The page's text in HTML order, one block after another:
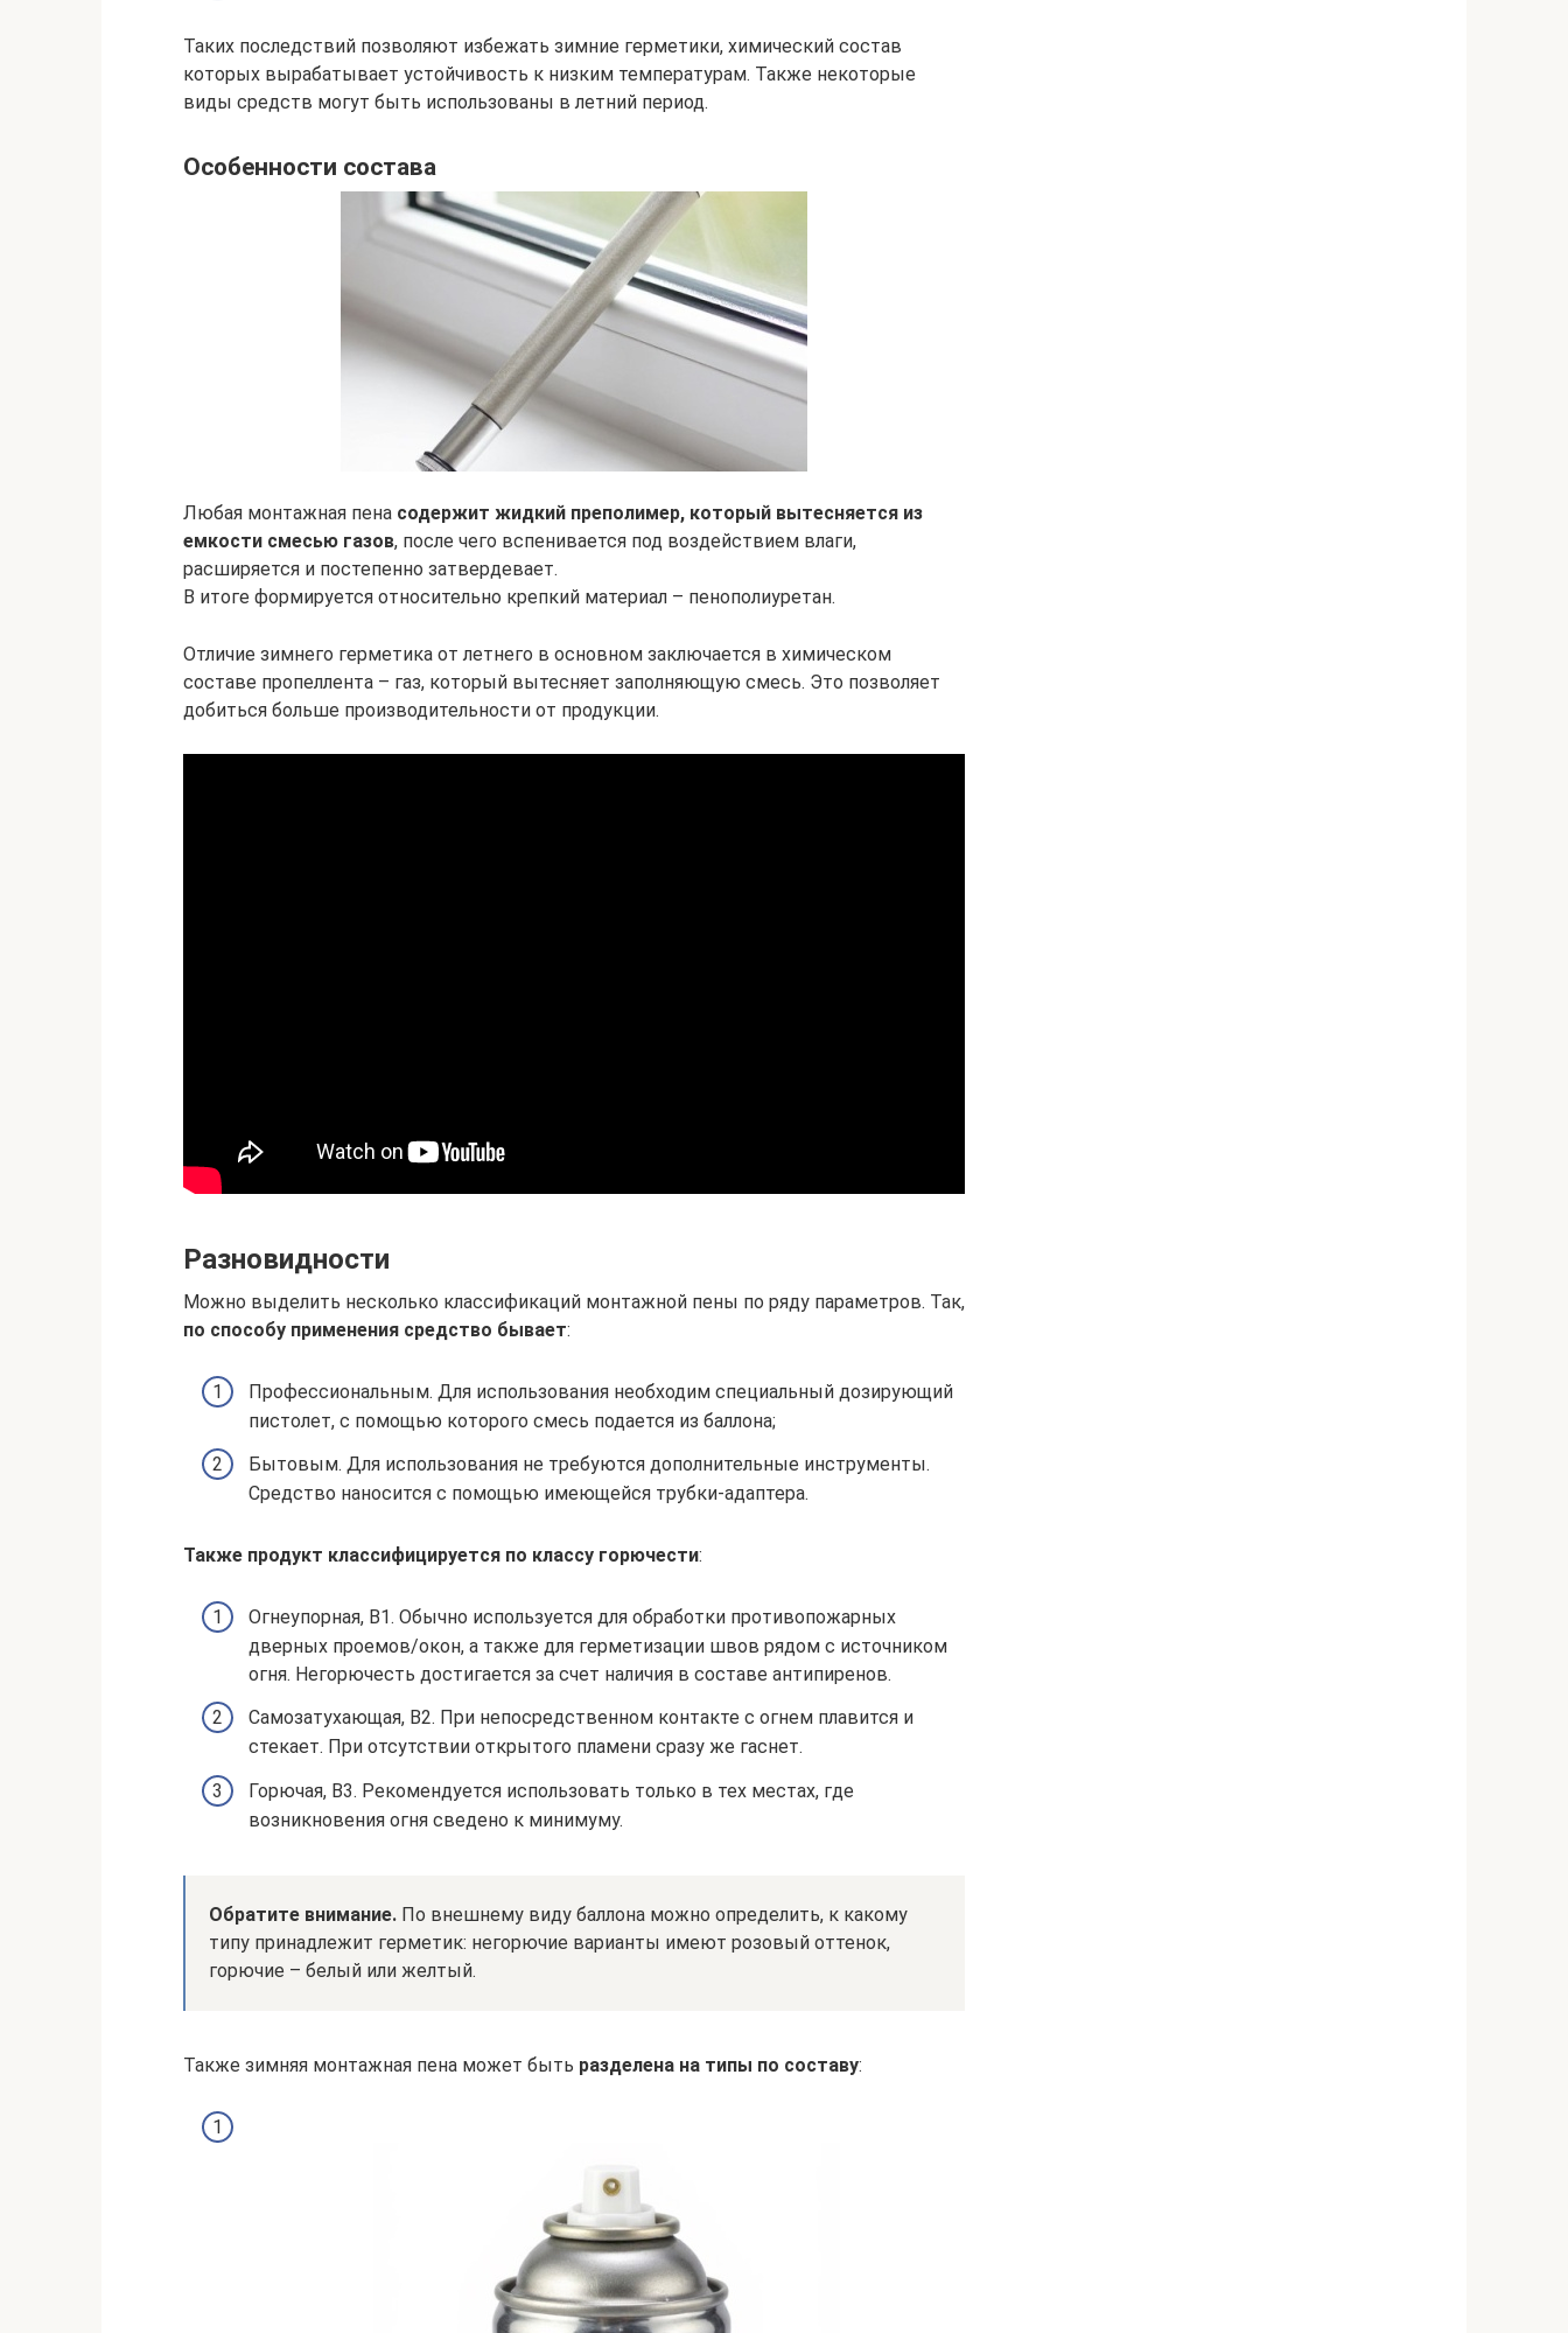
Таких последствий позволяют избежать зимние герметики, химический состав
которых вырабатывает устойчивость к низким температурам. Также некоторые
виды средств могут быть использованы в летний период.
Особенности состава
Любая монтажная пена содержит жидкий преполимер, который вытесняется из
емкости смесью газов, после чего вспенивается под воздействием влаги,
расширяется и постепенно затвердевает.
В итоге формируется относительно крепкий материал – пенополиуретан.
Отличие зимнего герметика от летнего в основном заключается в химическом
составе пропеллента – газ, который вытесняет заполняющую смесь. Это позволяет
добиться больше производительности от продукции.
Разновидности
Можно выделить несколько классификаций монтажной пены по ряду параметров. Так,
по способу применения средство бывает:
Профессиональным. Для использования необходим специальный дозирующий
пистолет, с помощью которого смесь подается из баллона;
Бытовым. Для использования не требуются дополнительные инструменты.
Средство наносится с помощью имеющейся трубки-адаптера.
Также продукт классифицируется по классу горючести:
Огнеупорная, В1. Обычно используется для обработки противопожарных
дверных проемов/окон, а также для герметизации швов рядом с источником
огня. Негорючесть достигается за счет наличия в составе антипиренов.
Самозатухающая, В2. При непосредственном контакте с огнем плавится и
стекает. При отсутствии открытого пламени сразу же гаснет.
Горючая, В3. Рекомендуется использовать только в тех местах, где
возникновения огня сведено к минимуму.
Обратите внимание. По внешнему виду баллона можно определить, к какому
типу принадлежит герметик: негорючие варианты имеют розовый оттенок,
горючие – белый или желтый.
Также зимняя монтажная пена может быть разделена на типы по составу: